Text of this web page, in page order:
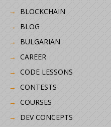
BLOCKCHAIN
BLOG
BULGARIAN
CAREER
CODE LESSONS
CONTESTS
COURSES
DEV CONCEPTS